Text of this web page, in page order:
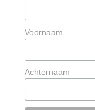
Voornaam
Achternaam